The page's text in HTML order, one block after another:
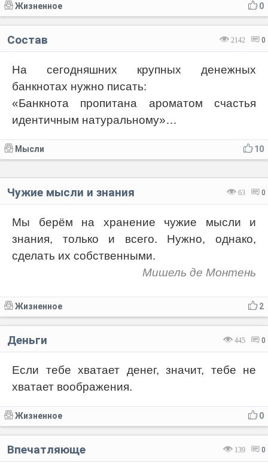
0
Жизненное
2142 0
Состав
На сегодняшних крупных денежных
банкнотах нужно писать:
«Банкнота пропитана ароматом счастья
идентичным натуральному»…
10
Мысли
63 0
Чужие мысли и знания
Мы берём на хранение чужие мысли и
знания, только и всего. Нужно, однако,
сделать их собственными.
Мишель де Монтень
2
Жизненное
445 0
Деньги
Если тебе хватает денег, значит, тебе не
хватает воображения.
0
Жизненное
139 0
Впечатляюще